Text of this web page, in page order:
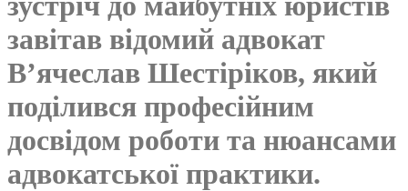
завітав відомий адвокат
В’ячеслав Шестіріков, який
поділився професійним
досвідом роботи та нюансами
адвокатської практики.